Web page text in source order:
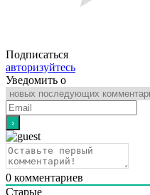
Подписаться
авторизуйтесь
Уведомить о
0 комментариев
Старые